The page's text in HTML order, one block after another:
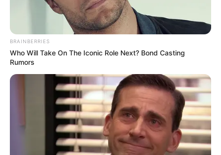
BRAINBERRIES
Who Will Take On The Iconic Role Next? Bond Casting
Rumors